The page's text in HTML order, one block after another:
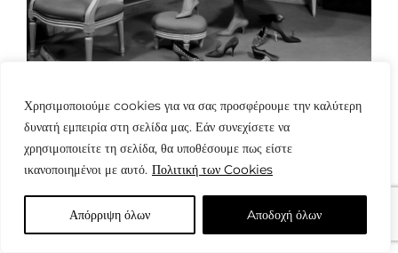
Χρησιμοποιούμε cookies για να σας προσφέρουμε την καλύτερη
δυνατή εμπειρία στη σελίδα μας. Εάν συνεχίσετε να
χρησιμοποιείτε τη σελίδα, θα υποθέσουμε πως είστε
ικανοποιημένοι με αυτό. Πολιτική των Cookies
Απόρριψη όλων Aποδοχή όλων
© Copyright: www.fotografes.gr - Δαμιανός Μωραΐτης